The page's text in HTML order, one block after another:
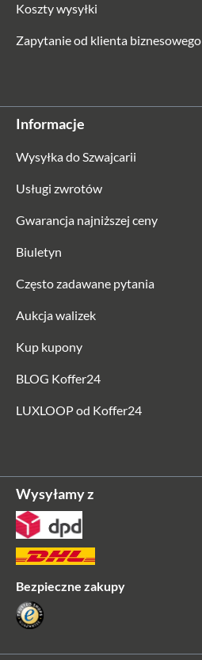
Koszty wysyłki
Zapytanie od klienta biznesowego
Informacje
Wysyłka do Szwajcarii
Usługi zwrotów
Gwarancja najniższej ceny
Biuletyn
Często zadawane pytania
Aukcja walizek
Kup kupony
BLOG Koffer24
LUXLOOP od Koffer24
Wysyłamy z
Bezpieczne zakupy